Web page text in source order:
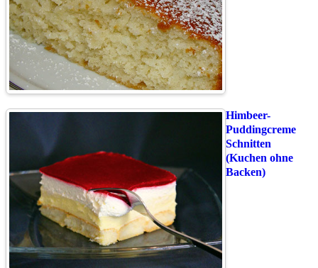
Himbeer-
Puddingcreme
Schnitten
(Kuchen ohne
Backen)